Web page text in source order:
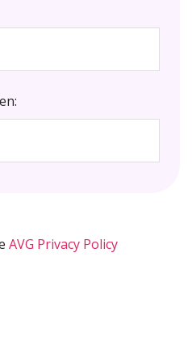
AVG Privacy Policy